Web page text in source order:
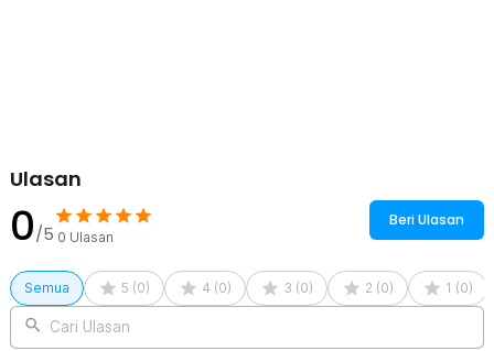
Ulasan
0/5 0 Ulasan
Beri Ulasan
Semua 5 (0) 4 (0) 3 (0) 2 (0) 1 (0)
Cari Ulasan